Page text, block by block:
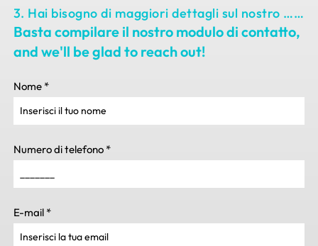
3. Hai bisogno di maggiori dettagli sul nostro ……
Basta compilare il nostro modulo di contatto,
and we'll be glad to reach out!
Nome *
Numero di telefono *
E-mail *